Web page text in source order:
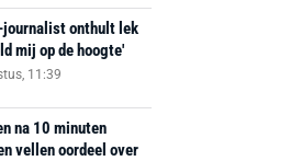
journalist onthult lek
mij op de hoogte'
11:39
na 10 minuten
vellen oordeel over